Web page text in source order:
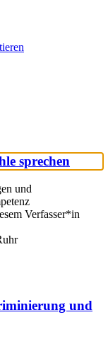
sprechen
und
Verfasser*in
und